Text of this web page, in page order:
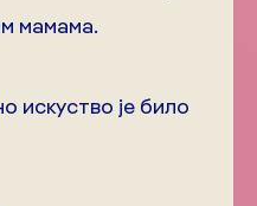
мамама.
искуство је било